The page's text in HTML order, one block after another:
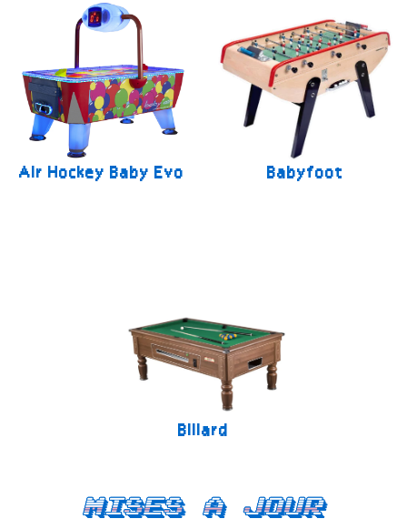
Air Hockey Baby Evo Babyfoot
Billard
Mises a jour